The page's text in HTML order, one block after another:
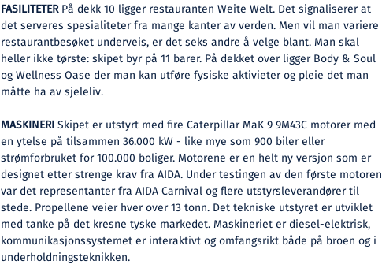
FASILITETERPå dekk 10 ligger restauranten Weite Welt. Det signaliserer at
det serveres spesialiteter fra mange kanter av verden. Men vil man variere
restaurantbesøket underveis, er det seks andre å velge blant. Man skal
heller ikke tørste: skipet byr på 11 barer. På dekket over ligger Body & Soul
og Wellness Oase der man kan utføre fysiske aktivieter og pleie det man
måtte ha av sjeleliv.
MASKINERISkipet er utstyrt med fire Caterpillar MaK 9 9M43C motorer med
en ytelse på tilsammen 36.000 kW - like mye som 900 biler eller
strømforbruket for 100.000 boliger. Motorene er en helt ny versjon som er
designet etter strenge krav fra AIDA. Under testingen av den første motoren
var det representanter fra AIDA Carnival og flere utstyrsleverandører til
stede. Propellene veier hver over 13 tonn. Det tekniske utstyret er utviklet
med tanke på det kresne tyske markedet. Maskineriet er diesel-elektrisk,
kommunikasjonssystemet er interaktivt og omfangsrikt både på broen og i
underholdningsteknikken.